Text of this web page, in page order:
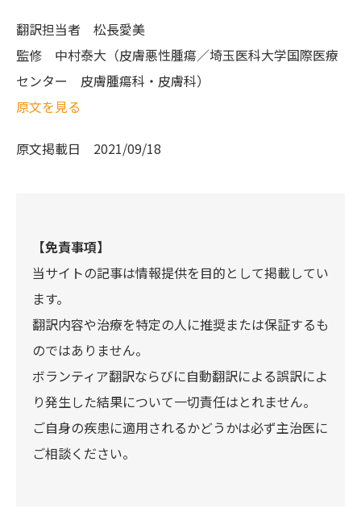
翻訳担当者 松長愛美
監修 中村泰大（皮膚悪性腫瘍／埼玉医科大学国際医療
センター 皮膚腫瘍科・皮膚科）
原文を見る
原文掲載日 2021/09/18
【免責事項】
当サイトの記事は情報提供を目的として掲載してい
ます。
翻訳内容や治療を特定の人に推奨または保証するも
のではありません。
ボランティア翻訳ならびに自動翻訳による誤訳によ
り発生した結果について一切責任はとれません。
ご自身の疾患に適用されるかどうかは必ず主治医に
ご相談ください。